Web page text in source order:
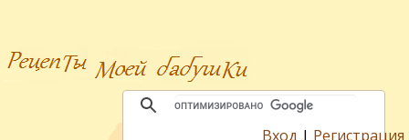
Вход | Регистрация